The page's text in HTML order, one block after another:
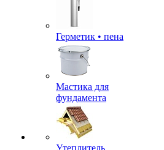
Герметик • пена
Мастика для
фундамента
Утеплитель